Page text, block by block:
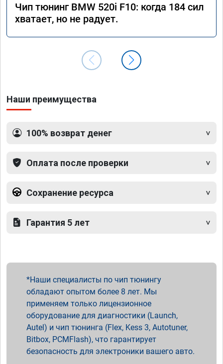
Чип тюнинг BMW 520i F10: когда 184 сил
хватает, но не радует.
Наши преимущества
100% возврат денег
Оплата после проверки
Сохранение ресурса
Гарантия 5 лет
Наши специалисты по чип тюнингу
обладают опытом более 8 лет. Мы
применяем только лицензионное
оборудование для диагностики (Launch,
Autel) и чип тюнинга (Flex, Kess 3, Autotuner,
Bitbox, PCMFlash), что гарантирует
безопасность для электроники вашего авто.